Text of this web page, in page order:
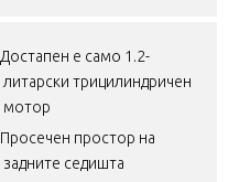
Достапен е само 1.2-
литарски трицилиндричен
мотор
Просечен простор на
задните седишта